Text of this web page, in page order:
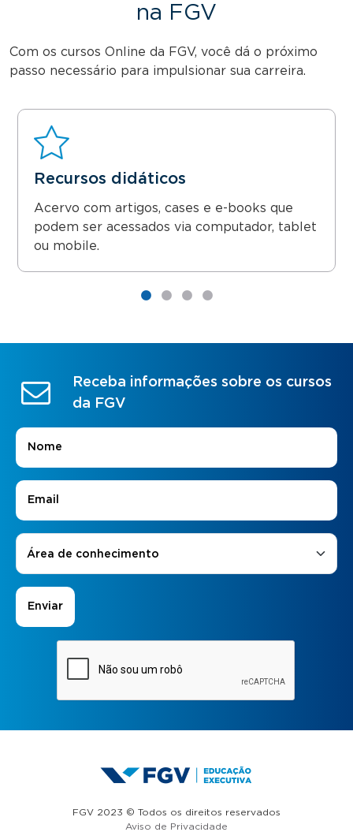
na FGV
Com os cursos Online da FGV, você dá o próximo
passo necessário para impulsionar sua carreira.
Recursos didáticos
Acervo com artigos, cases e e-books que
podem ser acessados via computador, tablet
ou mobile.
Receba informações sobre os cursos
da FGV
Nome
E-mail
Áreas de Interesse
Área de conhecimento
FGV 2023 © Todos os direitos reservados
Aviso de Privacidade